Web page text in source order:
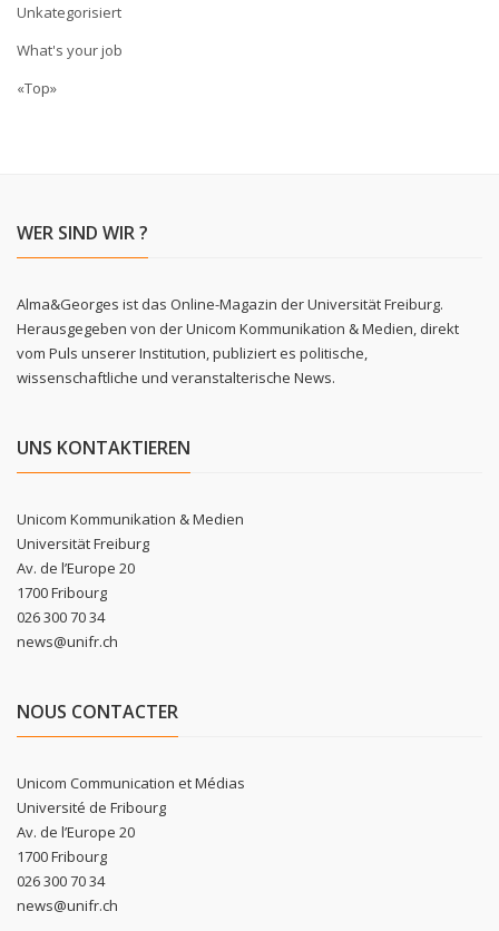
Unkategorisiert
What's your job
«Top»
WER SIND WIR ?
Alma&Georges ist das Online-Magazin der Universität Freiburg.
Herausgegeben von der Unicom Kommunikation & Medien, direkt
vom Puls unserer Institution, publiziert es politische,
wissenschaftliche und veranstalterische News.
UNS KONTAKTIEREN
Unicom Kommunikation & Medien
Universität Freiburg
Av. de l’Europe 20
1700 Fribourg
026 300 70 34
news@unifr.ch
NOUS CONTACTER
Unicom Communication et Médias
Université de Fribourg
Av. de l’Europe 20
1700 Fribourg
026 300 70 34
news@unifr.ch